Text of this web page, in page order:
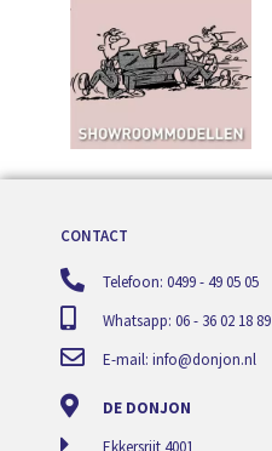
CONTACT
Telefoon: 0499 - 49 05 05
Whatsapp: 06 - 36 02 18 89
E-mail: info@donjon.nl
DE DONJON